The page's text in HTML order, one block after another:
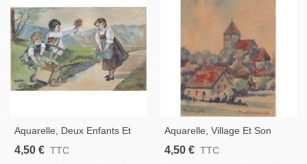
Aquarelle, Deux Enfants Et
La Charrette De Fleurs,
4,50 € TTC
Aquarelle, Village Et Son
Clocher, 1942 - Poméranie,
4,50 € TTC